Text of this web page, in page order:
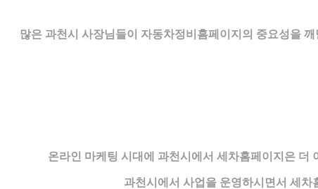
많은 과천시 사장님들이 자동차정비홈페이지의 중요성을
온라인 마케팅 시대에 과천시에서 세차홈페이지은 더
과천시에서 사업을 운영하시면서 세